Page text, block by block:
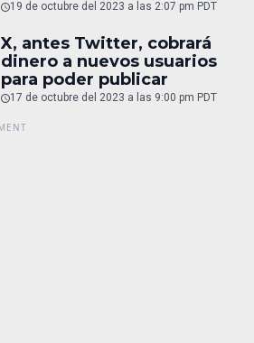
19 de octubre del 2023 a las 2:07 pm PDT
X, antes Twitter, cobrará
dinero a nuevos usuarios
para poder publicar
17 de octubre del 2023 a las 9:00 pm PDT